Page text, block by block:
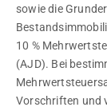
sowie die
10 %
(AJD). Bei
Vorschriften und